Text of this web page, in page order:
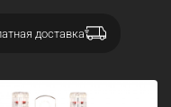
доставка